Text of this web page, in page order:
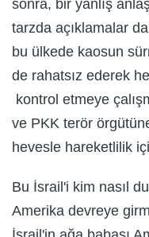
sonra, bir yanlış
tarzda açıklamalar
bu ülkede kaosun
de rahatsız ederek
kontrol etmeye
ve PKK terör
hevesle hareketlilik
Bu İsrail'i kim nasıl
Amerika devreye